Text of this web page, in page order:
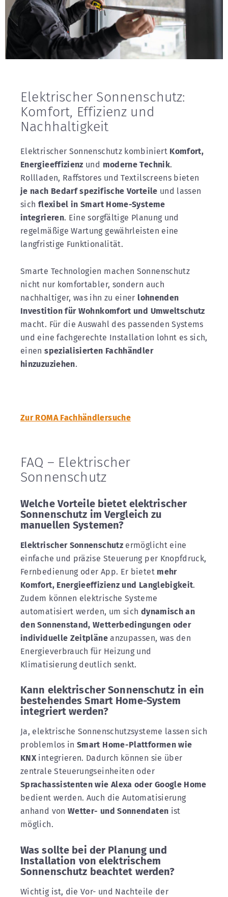
Elektrischer Sonnenschutz:
Komfort, Effizienz und
Nachhaltigkeit
Elektrischer Sonnenschutz kombiniert Komfort,
Energieeffizienz und moderne Technik.
Rollladen, Raffstores und Textilscreens bieten
je nach Bedarf spezifische Vorteile und lassen
sich flexibel in Smart Home-Systeme
integrieren. Eine sorgfältige Planung und
regelmäßige Wartung gewährleisten eine
langfristige Funktionalität.
Smarte Technologien machen Sonnenschutz
nicht nur komfortabler, sondern auch
nachhaltiger, was ihn zu einer lohnenden
Investition für Wohnkomfort und Umweltschutz
macht. Für die Auswahl des passenden Systems
und eine fachgerechte Installation lohnt es sich,
einenspezialisierten Fachhändler
hinzuzuziehen.
Zur ROMA Fachhändlersuche
FAQ – Elektrischer
Sonnenschutz
Welche Vorteile bietet elektrischer
Sonnenschutz im Vergleich zu
manuellen Systemen?
Elektrischer Sonnenschutz ermöglicht eine
einfache und präzise Steuerung per Knopfdruck,
Fernbedienung oder App. Er bietet mehr
Komfort, Energieeffizienz und Langlebigkeit.
Zudem können elektrische Systeme
automatisiert werden, um sich dynamisch an
den Sonnenstand, Wetterbedingungen oder
individuelle Zeitpläneanzupassen, was den
Energieverbrauch für Heizung und
Klimatisierung deutlich senkt.
Kann elektrischer Sonnenschutz in ein
bestehendes Smart Home-System
integriert werden?
Ja, elektrische Sonnenschutzsysteme lassen sich
problemlos inSmart Home-Plattformen wie
KNX integrieren. Dadurch können sie über
zentrale Steuerungseinheiten oder
Sprachassistenten wie Alexa oder Google Home
bedient werden. Auch die Automatisierung
anhand von Wetter- und Sonnendaten ist
möglich.
Was sollte bei der Planung und
Installation von elektrischem
Sonnenschutz beachtet werden?
Wichtig ist, die Vor- und Nachteile der